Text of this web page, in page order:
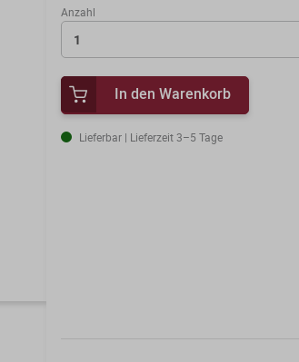
Anzahl
In den Warenkorb
Lieferbar | Lieferzeit 3–5 Tage